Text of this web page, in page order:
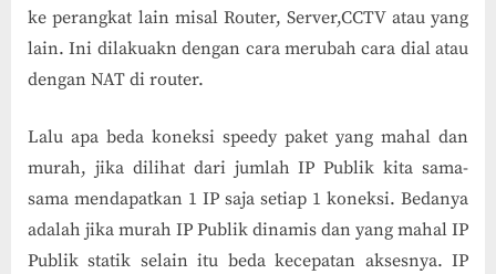
ke perangkat lain misal Router, Server,CCTV atau yang
lain. Ini dilakuakn dengan cara merubah cara dial atau
dengan NAT di router.
Lalu apa beda koneksi speedy paket yang mahal dan
murah, jika dilihat dari jumlah IP Publik kita sama-
sama mendapatkan 1 IP saja setiap 1 koneksi. Bedanya
adalah jika murah IP Publik dinamis dan yang mahal IP
Publik statik selain itu beda kecepatan aksesnya. IP